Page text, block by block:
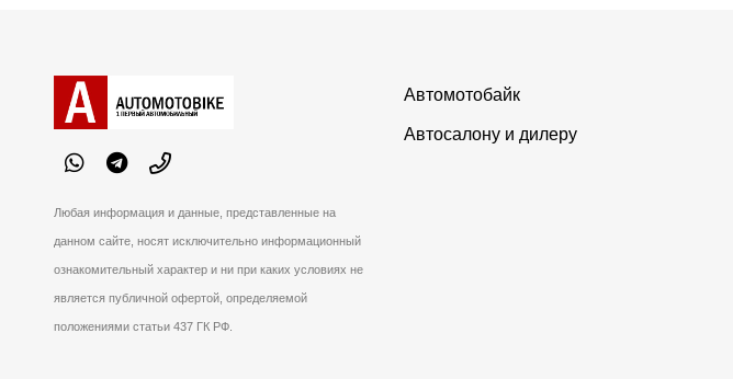
Любая информация и данные, представленные на
данном сайте, носят исключительно информационный
ознакомительный характер и ни при каких условиях не
является публичной офертой, определяемой
положениями статьи 437 ГК РФ.
Автомотобайк
Автосалону и дилеру